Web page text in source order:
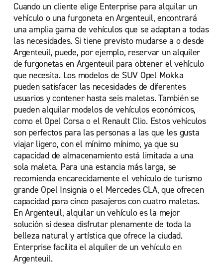
Cuando un cliente elige Enterprise para alquilar un
vehículo o una furgoneta en Argenteuil, encontrará
una amplia gama de vehículos que se adaptan a todas
las necesidades. Si tiene previsto mudarse a o desde
Argenteuil, puede, por ejemplo, reservar un alquiler
de furgonetas en Argenteuil para obtener el vehículo
que necesita. Los modelos de SUV Opel Mokka
pueden satisfacer las necesidades de diferentes
usuarios y contener hasta seis maletas. También se
pueden alquilar modelos de vehículos económicos,
como el Opel Corsa o el Renault Clio. Estos vehículos
son perfectos para las personas a las que les gusta
viajar ligero, con el mínimo mínimo, ya que su
capacidad de almacenamiento está limitada a una
sola maleta. Para una estancia más larga, se
recomienda encarecidamente el vehículo de turismo
grande Opel Insignia o el Mercedes CLA, que ofrecen
capacidad para cinco pasajeros con cuatro maletas.
En Argenteuil, alquilar un vehículo es la mejor
solución si desea disfrutar plenamente de toda la
belleza natural y artística que ofrece la ciudad.
Enterprise facilita el alquiler de un vehículo en
Argenteuil.